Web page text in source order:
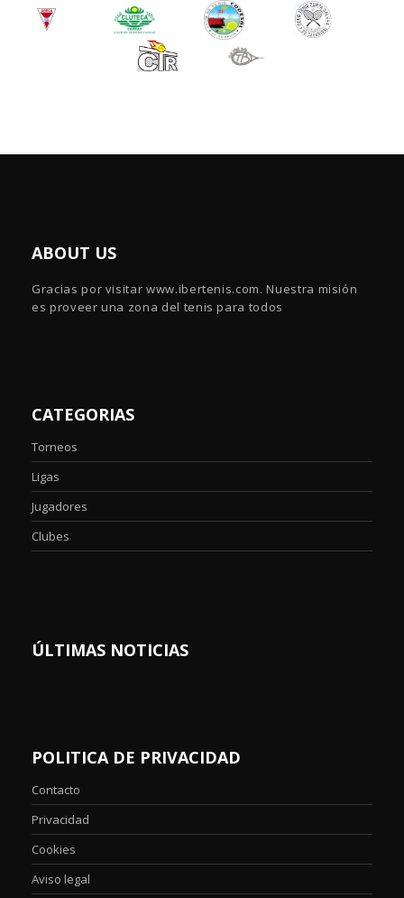
ABOUT US
Gracias por visitar www.ibertenis.com. Nuestra misión
es proveer una zona del tenis para todos
CATEGORIAS
Torneos
Ligas
Jugadores
Clubes
ÚLTIMAS NOTICIAS
POLITICA DE PRIVACIDAD
Contacto
Privacidad
Cookies
Aviso legal